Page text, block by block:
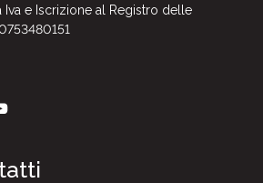
Iva e Iscrizione al Registro delle